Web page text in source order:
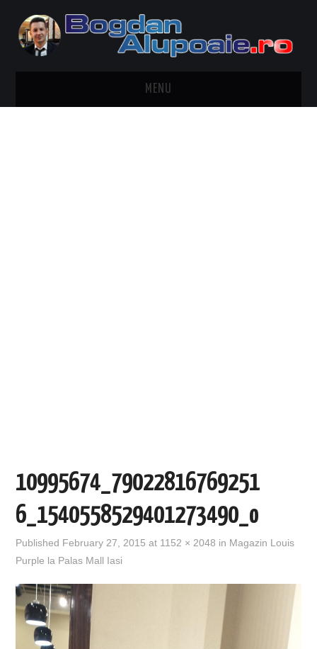
MENU
10995674_79022816769251
6_1540558529401273490_o
Published February 27, 2015 at 1152 × 2048 in Magazin Louis
Purple la Palas Mall Iasi